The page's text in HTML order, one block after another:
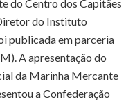
do Centro dos Capitães
do Instituto
publicada em parceria
A apresentação do
da Marinha Mercante
a Confederação